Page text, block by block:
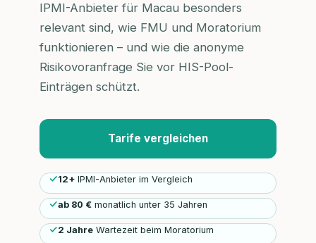
IPMI-Anbieter für Macau besonders
relevant sind, wie FMU und Moratorium
funktionieren – und wie die anonyme
Risikovoranfrage Sie vor HIS-Pool-
Einträgen schützt.
Tarife vergleichen
12+ IPMI-Anbieter im Vergleich
ab 80 € monatlich unter 35 Jahren
2 Jahre Wartezeit beim Moratorium